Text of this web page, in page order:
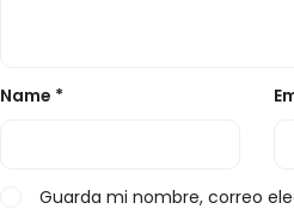
Name *
Guarda mi nombre, correo